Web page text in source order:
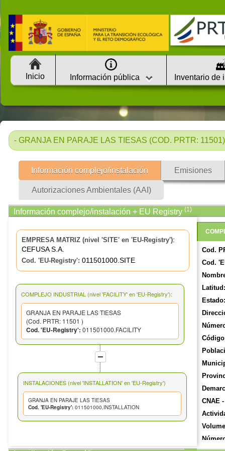
Inicio Información pública Inventario de
- GRANJA EN PARAJE LAS TIESAS (COD. PRTR:
Información complejo/instalación Emisiones
Autorizaciones Ambientales (AAI)
Información complejo/instalación + EU Registry (1)
EMPRESA MATRIZ (nivel 'SITE' en 'EU-Registry'):
CEFUSA S.A.
Cod. 'EU-Registry': 011501000.SITE
COMPLEJO INDUSTRIAL (nivel 'FACILITY' en 'EU-Registry'):
GRANJA EN PARAJE LAS TIESAS
(Cod. PRTR: 11501 )
Cod. 'EU-Registry': 011501000.FACILITY
INSTALACIONES (nivel 'INSTALLATION' en 'EU-Registry')
GRANJA EN PARAJE LAS TIESAS
Cod. 'EU-Registry': 011501000.INSTALLATION
Cod.
Cod.
Latitud:
Estado:
CNAE